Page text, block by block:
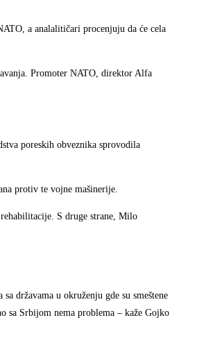
a analalitičari procenjuju da će cela
Promoter NATO, direktor Alfa
poreskih obveznika sprovodila
protiv te vojne mašinerije.
S druge strane, Milo
državama u okruženju gde su smeštene
sa Srbijom nema problema – kaže Gojko